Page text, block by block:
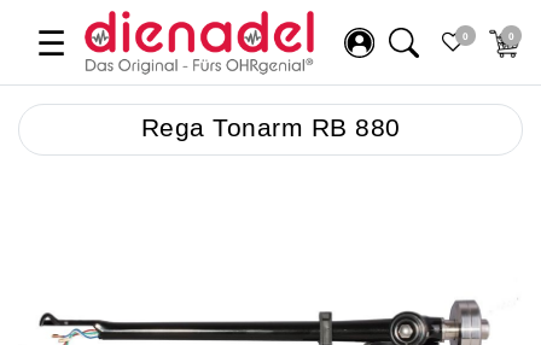
☰ 0 0
Rega Tonarm RB 880